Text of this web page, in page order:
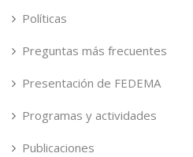
Políticas
Preguntas más frecuentes
Presentación de FEDEMA
Programas y actividades
Publicaciones